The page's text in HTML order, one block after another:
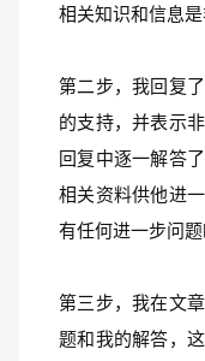
相关知识和信息是
第二步，我回复
的支持，并表示
回复中逐一解答
相关资料供他进
有任何进一步问题
第三步，我在文
题和我的解答，